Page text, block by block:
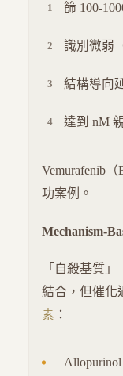
篩 100-
識別微弱
結構導向
達到 nM
Vemurafenib
功案例。
Mechanism-
「自殺基質」
結合，但催化
素 ：